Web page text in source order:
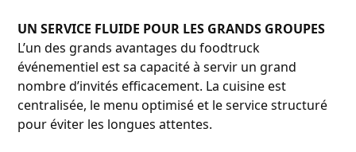
UN SERVICE FLUIDE POUR LES GRANDS GROUPES
L’un des grands avantages du foodtruck
événementiel est sa capacité à servir un grand
nombre d’invités efficacement. La cuisine est
centralisée, le menu optimisé et le service structuré
pour éviter les longues attentes.